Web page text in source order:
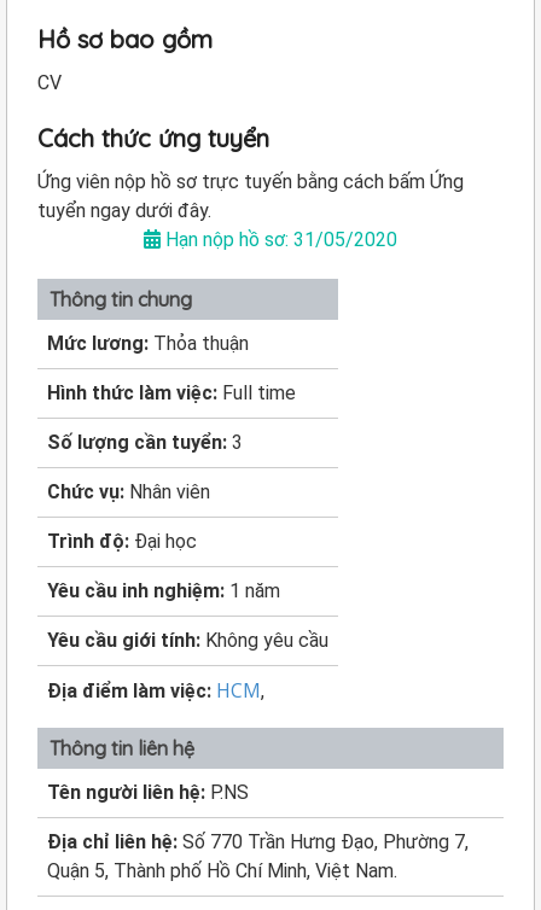
Hồ sơ bao gồm
CV
Cách thức ứng tuyển
Ứng viên nộp hồ sơ trực tuyến bằng cách bấm Ứng
tuyển ngay dưới đây.
Hạn nộp hồ sơ: 31/05/2020
Thông tin chung
Mức lương: Thỏa thuận
Hình thức làm việc: Full time
Số lượng cần tuyển: 3
Chức vụ: Nhân viên
Trình độ: Đại học
Yêu cầu inh nghiệm: 1 năm
Yêu cầu giới tính: Không yêu cầu
Địa điểm làm việc: HCM,
Thông tin liên hệ
Tên người liên hệ: P.NS
Địa chỉ liên hệ: Số 770 Trần Hưng Đạo, Phường 7,
Quận 5, Thành phố Hồ Chí Minh, Việt Nam.